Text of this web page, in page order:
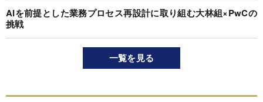
AIを前提とした業務プロセス再設計に取り組む大林組×PwCの
挑戦
一覧を見る